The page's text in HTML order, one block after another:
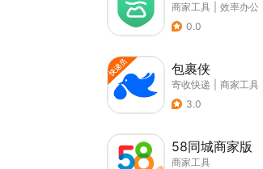
商家工具 效率办公
0.0
包裹侠
寄收快递
商家工具
3.0
58同城商家版
商家工具